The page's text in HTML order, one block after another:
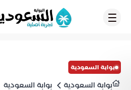
بوابة السعودية
بوابة السعودية بوابة السعودية